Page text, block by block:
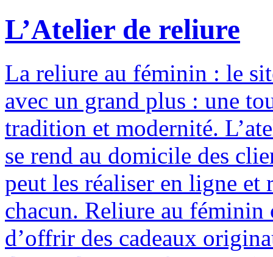
L’Atelier de reliure
La reliure au féminin : le
avec un grand plus : une
tradition et modernité.
se rend au domicile des
peut les réaliser en ligne et
chacun. Reliure au féminin
d’offrir des cadeaux